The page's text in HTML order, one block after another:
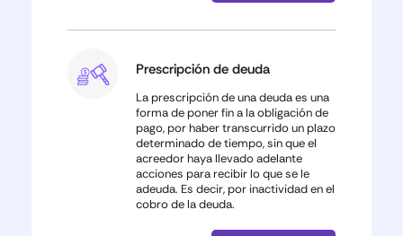
Prescripción de deuda
La prescripción de una deuda es una
forma de poner fin a la obligación de
pago, por haber transcurrido un plazo
determinado de tiempo, sin que el
acreedor haya llevado adelante
acciones para recibir lo que se le
adeuda. Es decir, por inactividad en el
cobro de la deuda.